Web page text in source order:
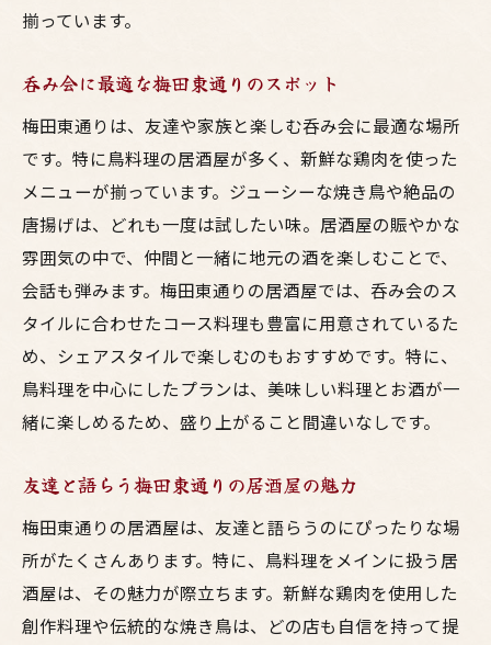
揃っています。
呑み会に最適な梅田東通りのスポット
梅田東通りは、友達や家族と楽しむ呑み会に最適な場所
です。特に鳥料理の居酒屋が多く、新鮮な鶏肉を使った
メニューが揃っています。ジューシーな焼き鳥や絶品の
唐揚げは、どれも一度は試したい味。居酒屋の賑やかな
雰囲気の中で、仲間と一緒に地元の酒を楽しむことで、
会話も弾みます。梅田東通りの居酒屋では、呑み会のス
タイルに合わせたコース料理も豊富に用意されているた
め、シェアスタイルで楽しむのもおすすめです。特に、
鳥料理を中心にしたプランは、美味しい料理とお酒が一
緒に楽しめるため、盛り上がること間違いなしです。
友達と語らう梅田東通りの居酒屋の魅力
梅田東通りの居酒屋は、友達と語らうのにぴったりな場
所がたくさんあります。特に、鳥料理をメインに扱う居
酒屋は、その魅力が際立ちます。新鮮な鶏肉を使用した
創作料理や伝統的な焼き鳥は、どの店も自信を持って提